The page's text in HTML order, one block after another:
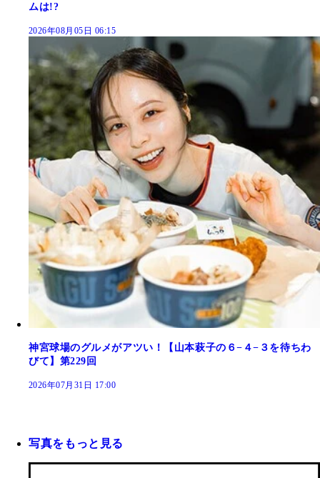
ムは!?
2026年08月05日 06:15
神宮球場のグルメがアツい！【山本萩子の６−４−３を待ちわ
びて】第229回
2026年07月31日 17:00
写真をもっと見る